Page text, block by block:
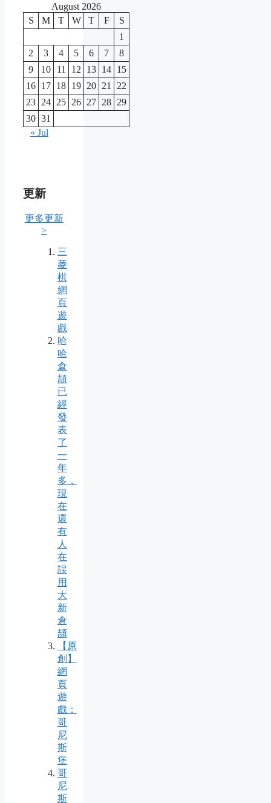
August 2026
S
M T W T F
S
1
2
3 4 5 6 7
8
9
10 11 12 13 14 15
16 17 18 19 20 21
22
23 24 25 26 27 28 29
30 31
« Jul
更新
更多更新
>
三
菱
棋
網
頁
遊
戲
哈
哈
倉
頡
已
經
發
表
了
一
年
多，
現
在
還
有
人
在
誤
用
大
新
倉
頡
【原
創】
網
頁
遊
戲：
哥
尼
斯
堡
哥
尼
斯